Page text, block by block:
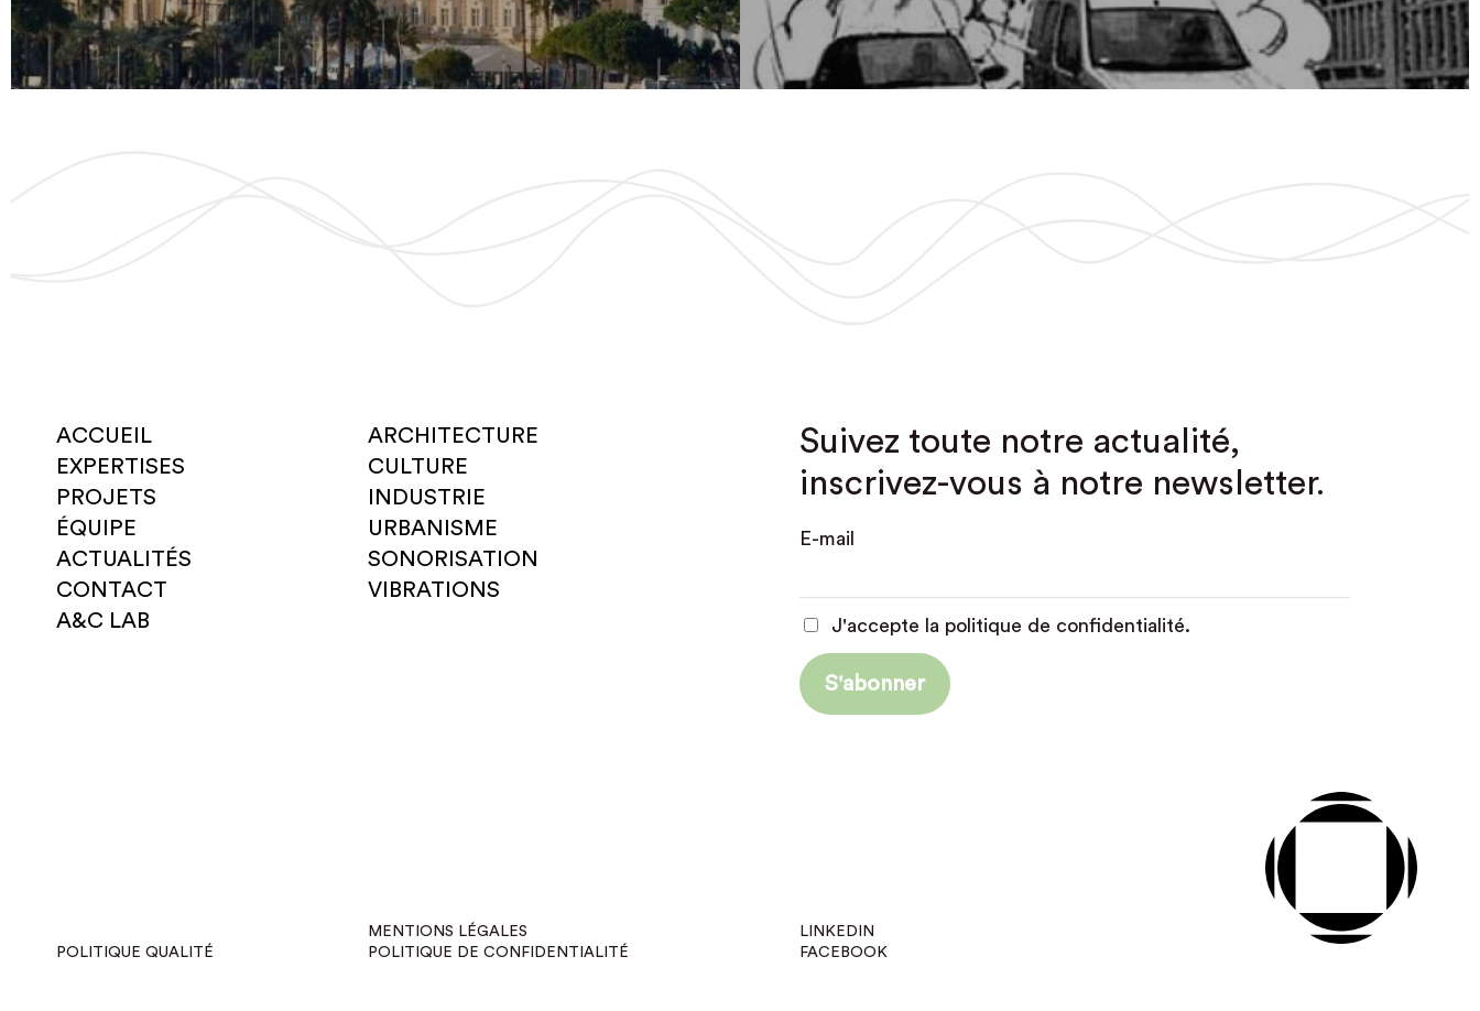
ACCUEIL
EXPERTISES
PROJETS
ÉQUIPE
ACTUALITÉS
CONTACT
A&C LAB
ARCHITECTURE
CULTURE
INDUSTRIE
URBANISME
SONORISATION
VIBRATIONS
Suivez toute notre actualité,
inscrivez-vous à notre newsletter.
E-mail
J'accepte la politique de confidentialité.
POLITIQUE QUALITÉ
MENTIONS LÉGALES
POLITIQUE DE CONFIDENTIALITÉ
LINKEDIN
FACEBOOK